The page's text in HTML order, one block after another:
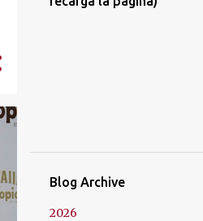
Blog Archive
2026